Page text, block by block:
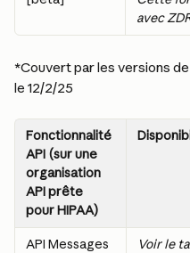
avec
*Couvert par les versions
le 12/2/25
Fonctionnalité
API (sur une
organisation
API prête
pour HIPAA)
API Messages Voir le